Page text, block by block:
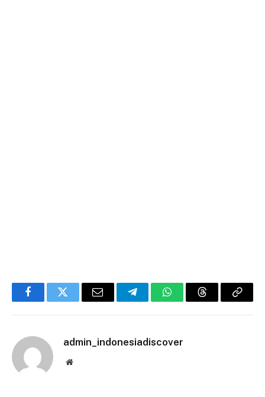
FacebookTwitter Email TelegramWhatsAppThreadsCopy
admin_indonesiadiscover
Website